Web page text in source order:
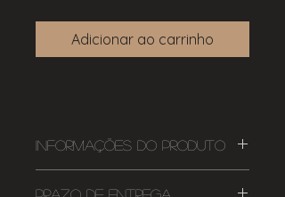
Adicionar ao carrinho
Informações do Produto
Prazo de Entrega